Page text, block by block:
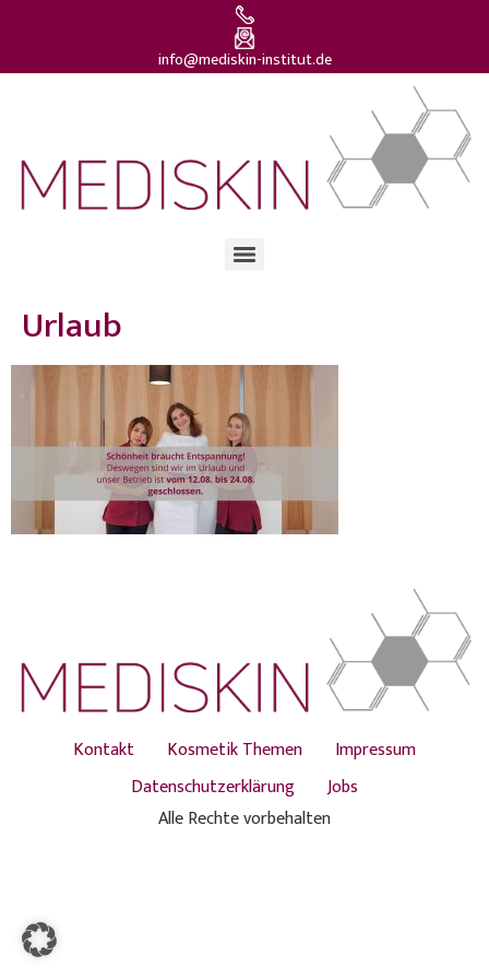
info@mediskin-institut.de
Urlaub
Kontakt Kosmetik Themen
Impressum
Datenschutzerklärung
Jobs
Alle Rechte vorbehalten